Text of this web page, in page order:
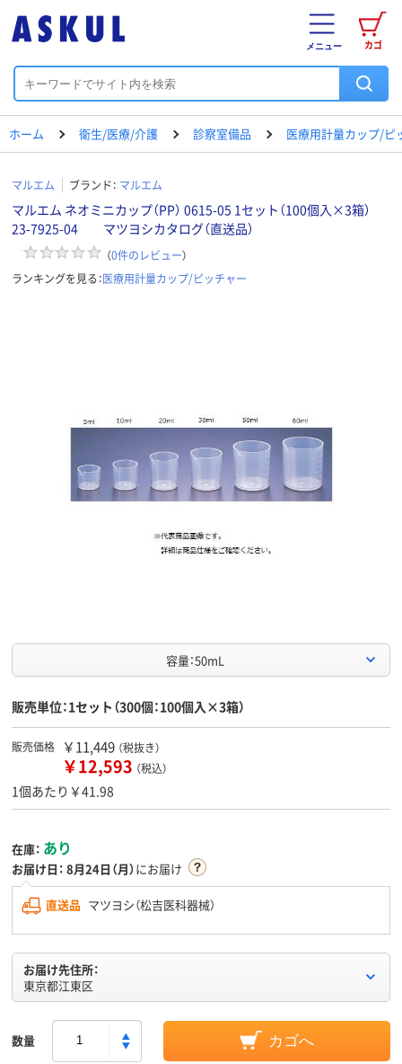
カゴ
メニュー
ホーム 衛生/医療/介護 診察室備品 医療用計量カップ/ピ
マルエム ブランド： マルエム
マルエム ネオミニカップ（PP） 0615-05 1セット（100個入×3箱）
23-7925-04 マツヨシカタログ（直送品）
（0件のレビュー）
ランキングを見る：医療用計量カップ/ピッチャー
容量：50mL
販売単位：1セット（300個：100個入×3箱）
販売価格 ￥11,449 （税抜き）
￥12,593 （税込）
1個あたり￥41.98
在庫： あり
お届け日： 8月24日（月）にお届け
直送品 マツヨシ（松吉医科器械）
お届け先住所：
東京都江東区
数量 カゴへ